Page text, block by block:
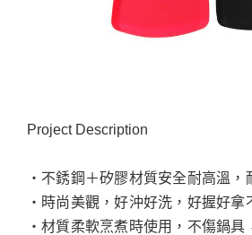
Project Description
‧不銹鋼＋矽膠材質安全耐高溫
‧時尚美觀，好沖好洗，好握好拿
‧材質柔軟烹煮時使用，不傷鍋具